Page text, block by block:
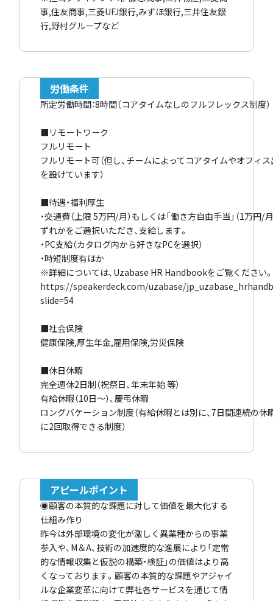
事,住友商事,三菱UFJ銀行,みずほ銀行,三井住友銀
行,野村グループなど
労働条件
所定労働時間：8時間（コアタイムなしのフルフレックス制度）
■リモートワーク
フルリモート
フルリモート可（但し、チームによってコアタイムやオフィ
を設けています）
■待遇・福利厚生
・交通費（上限 5万円/月）もしくは「働き方自由手当」（1万円/
ずれかをご選択いただき、支給します。
・PC支給（カタログ内から好きなPCを選択）
・時短制度有ほか
※詳細については、Uzabase HR Handbookをご覧ください。
https://speakerdeck.com/uzabase/
slide=54
■社会保険
健康保険,厚生年金,雇用保険,労災保険
■休日休暇
完全週休2日制（祝祭日、年末年始 等）
有給休暇（10日〜）、慶弔休暇
ロングバケーション制度（有給休暇とは別に、7日間連続の休
に2回取得できる制度）
アピールポイント
◉顧客の本質的な課題に対して価値を最大化する
仕組み作り
昨今は外部環境の変化が激しく異業種からの事業
参入や、M＆A、技術の加速度的な進展により「定常
的な情報収集と仮説の構築・検証」の価値はより高
くなっております。顧客の本質的な課題やアジャイ
ルな企業変革に向けて弊社各サービスを通じて情